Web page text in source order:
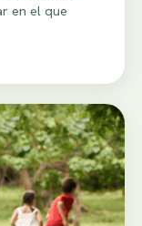
en el que